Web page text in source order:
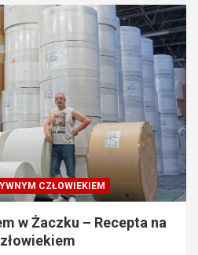
CZŁOWIEKIEM
w Żaczku – Recepta na